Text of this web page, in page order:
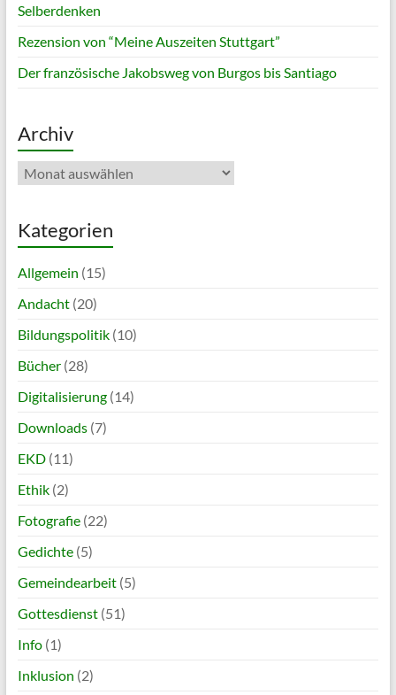
Selberdenken
Rezension von “Meine Auszeiten Stuttgart”
Der französische Jakobsweg von Burgos bis Santiago
Archiv
Archiv
Kategorien
Allgemein (15)
Andacht(20)
Bildungspolitik(10)
Bücher(28)
Digitalisierung(14)
Downloads(7)
EKD(11)
Ethik(2)
Fotografie(22)
Gedichte(5)
Gemeindearbeit(5)
Gottesdienst(51)
Info(1)
Inklusion (2)